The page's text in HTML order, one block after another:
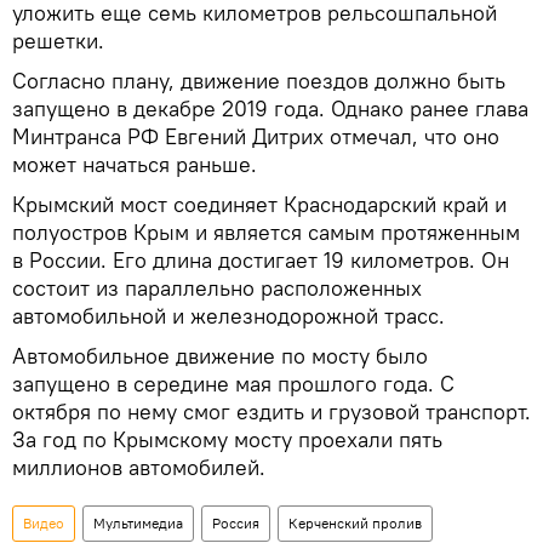
уложить еще семь километров рельсошпальной
решетки.
Согласно плану, движение поездов должно быть
запущено в декабре 2019 года. Однако ранее глава
Минтранса РФ Евгений Дитрих отмечал, что оно
может начаться раньше.
Крымский мост соединяет Краснодарский край и
полуостров Крым и является самым протяженным
в России. Его длина достигает 19 километров. Он
состоит из параллельно расположенных
автомобильной и железнодорожной трасс.
Автомобильное движение по мосту было
запущено в середине мая прошлого года. С
октября по нему смог ездить и грузовой транспорт.
За год по Крымскому мосту проехали пять
миллионов автомобилей.
Видео Мультимедиа Россия Керченский пролив